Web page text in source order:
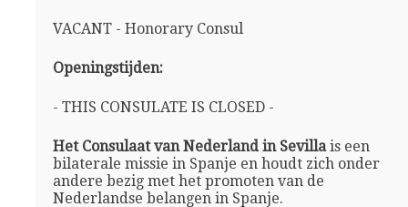
VACANT - Honorary Consul
Openingstijden:
- THIS CONSULATE IS CLOSED -
Het Consulaat van Nederland in Sevillais een
bilaterale missie in Spanje en houdt zich onder
andere bezig met het promoten van de
Nederlandse belangen in Spanje.